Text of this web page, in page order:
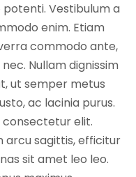
Vestibulum a
enim. Etiam
commodo ante,
Nullam dignissim
ut semper metus
ac lacinia purus.
consectetur elit.
arcu sagittis, efficitur
sit amet leo leo.